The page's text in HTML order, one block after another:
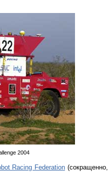
2004
Racing Federation(сокращенно,